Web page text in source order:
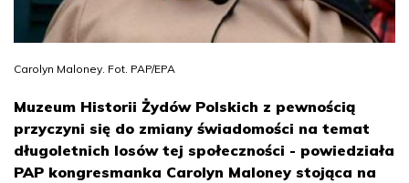
Carolyn Maloney. Fot. PAP/EPA
Muzeum Historii Żydów Polskich z pewnością
przyczyni się do zmiany świadomości na temat
długoletnich losów tej społeczności - powiedziała
PAP kongresmanka Carolyn Maloney stojąca na